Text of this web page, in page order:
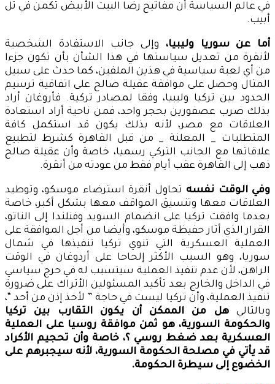
في عالم السياسة أن مفاتيح رضا البيت الأبيض تكمن في تل
أبيب.
أما عن سوريا وليبيا، وإلى جانب الاستفادة الشخصية
لأنقرة من تعديل سياستها في هذا الشأن بأن تكون جزءا
من أي لعبة سياسية في هذين الملفين، كما حدث على سبيل
المثال وحصل على موافقة عقيلة صالح على اتفاقية ترسيم
الحدود بين تركيا وليبيا، وفقا لمصادر تركية. فأروغان أراد
بذلك ضرب عصفورين بحجر واحد، فمن ناحية أراد استعادة
العلاقات مع مصر، لأنه بذلك يكون قد استكمل كافة
المتطلبات _ المعلنة _ من قبل القاهرة كشرط لتطبيع
علاقاتها مع الجانب التركي رسميا، خاصة وأن عقيلة صالح
ذهب إلى القاهرة عقب أيام فقط من عودته من أنقرة.
وفي الوقت نفسه تحاول أنقرة استرضاء موسكو، وتوطيد
العلاقات معها وتنسيق المواقف معها بشكل أكبر، خاصة
بعدما وافقت تركيا على انضمام السويد وفنلندا إلى الناتو،
القرار الذي أثار حفيظة موسكو، وأيضا من أجل الموافقة على
العملية العسكرية التي تنوي تركيا تنفيذها في شمال
سوريا، وهو السبب الأكثر إلحاحا على أردوغان في الوقت
الراهن، لأن عدم تنفيذ العملية سيتسبب له في حرج سياسي
في الداخل والخارج بعد تأكيد المسئولين الأتراك على ضرورة
تنفيذ العملية، وأن تركيا ليست في حاجة ” لأخذ إذن من أحد “،
وبالتاليهل من الممكن أن يكون التقارب بين تركيا
والحكومة السورية، هو ثمن موافقة روسيا على العملية
العسكرية بعد ضغط روسي ؟، خاصة وأن تحجيم الأكراد
قد يأتي في مصلحة الحكومة السورية، لأنه سيجبرهم على
الخضوع إلى سيطرة الحكومة.